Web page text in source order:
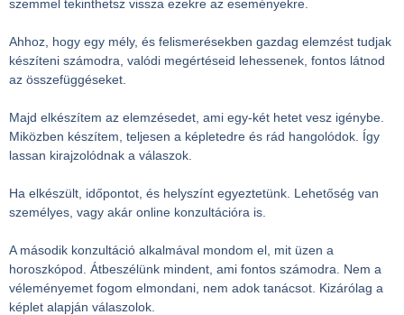
szemmel tekinthetsz vissza ezekre az eseményekre.
Ahhoz, hogy egy mély, és felismerésekben gazdag elemzést tudjak
készíteni számodra, valódi megértéseid lehessenek, fontos látnod
az összefüggéseket.
Majd elkészítem az elemzésedet, ami egy-két hetet vesz igénybe.
Miközben készítem, teljesen a képletedre és rád hangolódok. Így
lassan kirajzolódnak a válaszok.
Ha elkészült, időpontot, és helyszínt egyeztetünk. Lehetőség van
személyes, vagy akár online konzultációra is.
A második konzultáció alkalmával mondom el, mit üzen a
horoszkópod. Átbeszélünk mindent, ami fontos számodra. Nem a
véleményemet fogom elmondani, nem adok tanácsot. Kizárólag a
képlet alapján válaszolok.